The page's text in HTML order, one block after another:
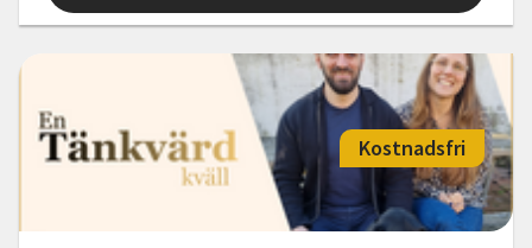
Kostnadsfri